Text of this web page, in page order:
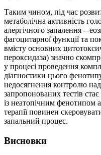
Таким чином, під час
метаболічна активність
алергічного запалення –
фагоцитарної функції та
вмісту основних
пероксидаза) значно
у процесі проведення
діагностики цього
недосягнення контролю
запропонованих тестів
із неатопічним фенотипом
терапії повинен
запальний процес.
Висновки